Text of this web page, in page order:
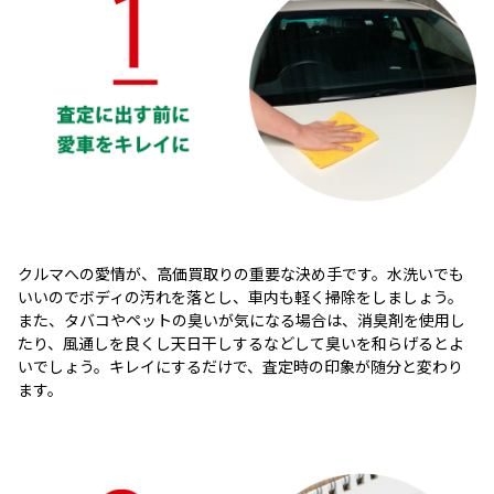
クルマへの愛情が、高価買取りの重要な決め手です。水洗いでも
いいのでボディの汚れを落とし、車内も軽く掃除をしましょう。
また、タバコやペットの臭いが気になる場合は、消臭剤を使用し
たり、風通しを良くし天日干しするなどして臭いを和らげるとよ
いでしょう。キレイにするだけで、査定時の印象が随分と変わり
ます。